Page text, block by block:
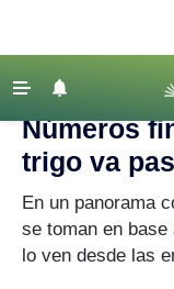
Agricultura
Lechería
Tecnología
‹ VOLVER
Agroclave
Números
trigo va
En un panorama
se toman en
lo ven desde las